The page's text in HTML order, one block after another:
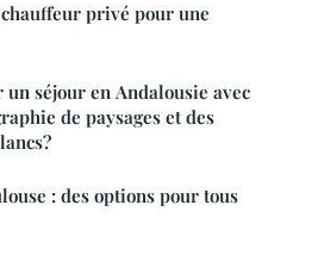
privé pour une
séjour en Andalousie avec
de paysages et des
: des options pour tous